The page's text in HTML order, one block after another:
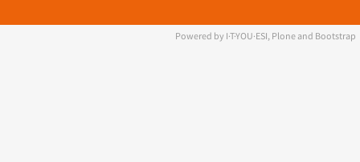
Powered by I·T·YOU·ESI, Plone and Bootstrap